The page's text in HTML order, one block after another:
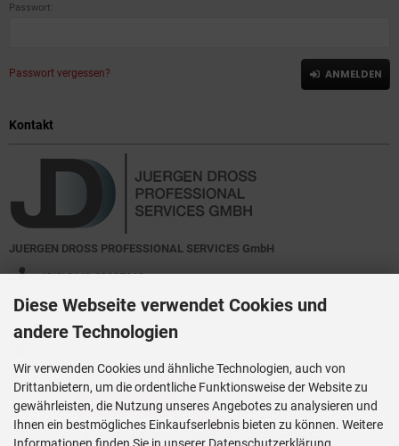
Passwort:
Passwort vergessen? ANMELDEN
Kontakt
JUERGEN DROSS PROFESSIONAL SERVICES GmbH
+49(0)6449-92897919
Kirchstraße 44
D-35630 Ehringshausen
Diese Webseite verwendet Cookies und
andere Technologien
Wir verwenden Cookies und ähnliche Technologien, auch von
Drittanbietern, um die ordentliche Funktionsweise der Website zu
gewährleisten, die Nutzung unseres Angebotes zu analysieren und
Ihnen ein bestmögliches Einkaufserlebnis bieten zu können. Weitere